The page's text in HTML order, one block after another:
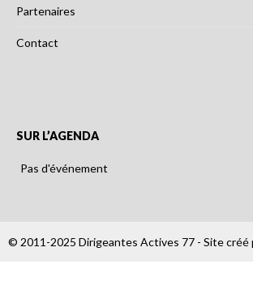
Partenaires
Contact
SUR L’AGENDA
Pas d'événement
© 2011-2025 Dirigeantes Actives 77 - Site créé